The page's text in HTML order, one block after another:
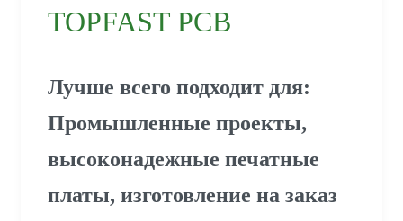
TOPFAST PCB
Лучше всего подходит для:
Промышленные проекты,
высоконадежные печатные
платы, изготовление на заказ